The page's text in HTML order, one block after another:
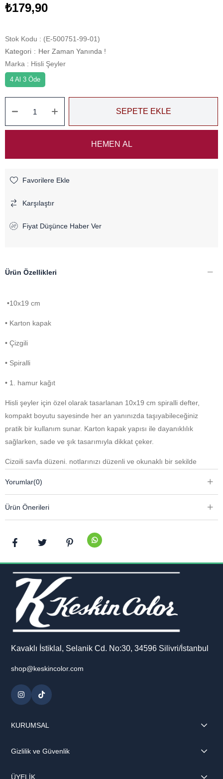
₺179,90
Stok Kodu
(E-500751-99-01)
Kategori : Her Zaman Yanında !
Marka : Hisli Şeyler
4 Al 3 Öde
Favorilere Ekle
Karşılaştır
Fiyat Düşünce Haber Ver
Ürün Özellikleri
•10x19 cm
• Karton kapak
• Çizgili
• Spiralli
• 1. hamur kağıt
Hisli şeyler için özel olarak tasarlanan 10x19 cm spiralli defter,
kompakt boyutu sayesinde her an yanınızda taşıyabileceğiniz
pratik bir kullanım sunar. Karton kapak yapısı ile dayanıklılık
sağlarken, sade ve şık tasarımıyla dikkat çeker.
Çizgili sayfa düzeni, notlarınızı düzenli ve okunaklı bir şekilde
konforlu bir yazım deneyimi sunar. Spiralli yapısı sayesinde
Günlük notlar, anlık düşünceler, planlar ve hislerinizi yazmak için
ideal olan bu defter; çantanızda yer kaplamadan her an ilhamınızı
yakalamanıza yardımcı olur.
Yorumlar(0)
Ürün Önerileri
Kavaklı İstiklal, Selanik Cd. No:30, 34596 Silivri/İstanbul
shop@keskincolor.com
KURUMSAL
Gizlilik ve Güvenlik
ÜYELİK